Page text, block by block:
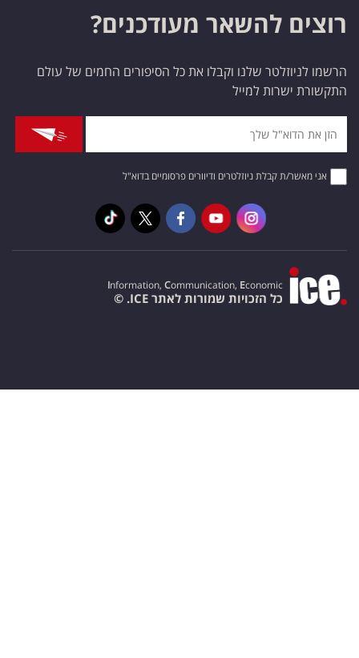
רוצים להשאר מעודכנים?
הרשמו לניוזלטר שלנו וקבלו את כל הסיפורים החמים של עולם
התקשורת ישרות למייל
אני מאשר/ת קבלת ניוזלטרים ודיוורים פרסומיים בדוא"ל
Information, Communication, Economic
כל הזכויות שמורות לאתר ICE. ©